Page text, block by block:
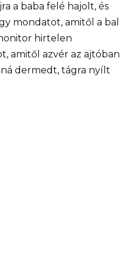
a baba felé hajolt, és
mondatot, amitől a bal
hirtelen
amitől azvér az ajtóban
dermedt, tágra nyílt